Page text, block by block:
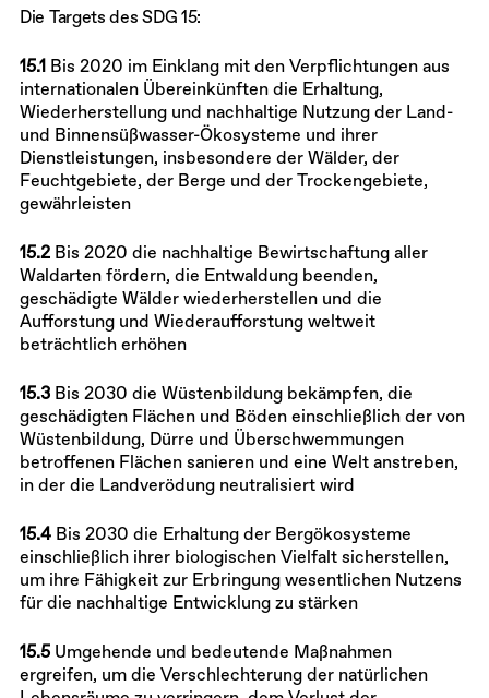
Die Targets des SDG 15:
15.1
Bis 2020 im Einklang mit den Verpflichtungen aus
internationalen Übereinkünften die Erhaltung,
Wiederherstellung und nachhaltige Nutzung der Land-
und Binnensüßwasser-Ökosysteme und ihrer
Dienstleistungen, insbesondere der Wälder, der
Feuchtgebiete, der Berge und der Trockengebiete,
gewährleisten
15.2 Bis 2020 die nachhaltige Bewirtschaftung aller
Waldarten fördern, die Entwaldung beenden,
geschädigte Wälder wiederherstellen und die
Aufforstung und Wiederaufforstung weltweit
beträchtlich erhöhen
15.3 Bis 2030 die Wüstenbildung bekämpfen, die
geschädigten Flächen und Böden einschließlich der von
Wüstenbildung, Dürre und Überschwemmungen
betroffenen Flächen sanieren und eine Welt anstreben,
in der die Landverödung neutralisiert wird
15.4 Bis 2030 die Erhaltung der Bergökosysteme
einschließlich ihrer biologischen Vielfalt sicherstellen,
um ihre Fähigkeit zur Erbringung wesentlichen Nutzens
für die nachhaltige Entwicklung zu stärken
15.5 Umgehende und bedeutende Maßnahmen
ergreifen, um die Verschlechterung der natürlichen